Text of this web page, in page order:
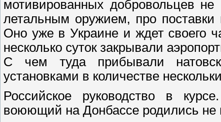
мотивированных добровольцев
летальным оружием, про поставки
Оно уже в Украине и ждет своего
несколько суток закрывали
С чем туда прибывали
установками в количестве
Российское руководство в
воюющий на Донбассе родились не